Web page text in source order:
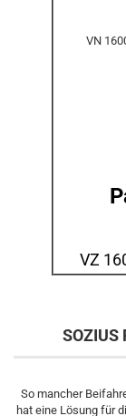
VN
VZ
SOZIUS
So mancher
hat eine Lösung für